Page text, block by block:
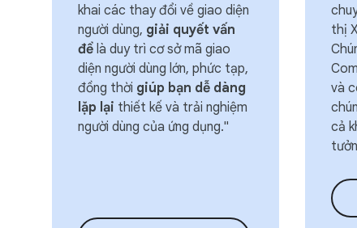
khai các thay đổi về giao diện
người dùng, giải quyết vấn
đề là duy trì cơ sở mã giao
diện người dùng lớn, phức tạp,
đồng thời giúp bạn dễ dàng
lặp lại thiết kế và trải nghiệm
người dùng của ứng dụng."
thị
và
cả